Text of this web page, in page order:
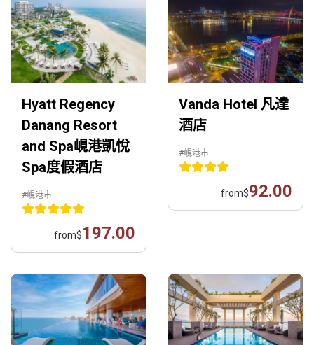
Hyatt Regency
Danang Resort
and Spa峴港凱悅
Spa度假酒店
#峴港市
from$197.00
Vanda Hotel 凡達
酒店
#峴港市
from$92.00